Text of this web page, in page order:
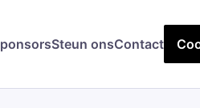
Steun onsContact